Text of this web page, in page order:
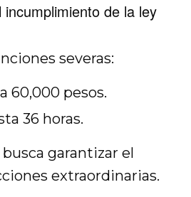
de la ley
severas:
60,000 pesos.
36 horas.
garantizar el
extraordinarias.